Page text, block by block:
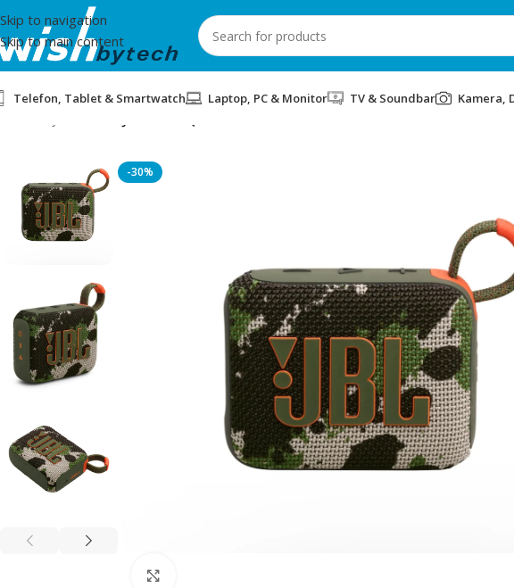
Skip to navigation
Skip to main content
Telefon, Tablet & Smartwatch Laptop, PC & Monitor TV & Soundbar Kamera,
-30%